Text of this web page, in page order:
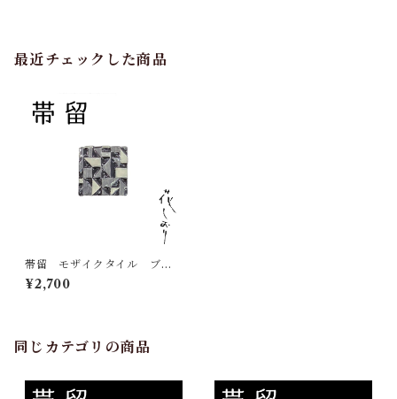
最近チェックした商品
帯留 モザイクタイル ブラ
ック 花しおり 大原商店
帯飾り 日本製 和装小物
¥2,700
同じカテゴリの商品